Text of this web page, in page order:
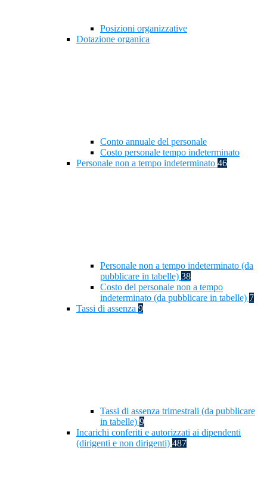
Posizioni organizzative
Dotazione organica
Conto annuale del personale
Costo personale tempo indeterminato
Personale non a tempo indeterminato 46
Personale non a tempo indeterminato (da
pubblicare in tabelle) 38
Costo del personale non a tempo
indeterminato (da pubblicare in tabelle) 7
Tassi di assenza 9
Tassi di assenza trimestrali (da pubblicare
in tabelle) 9
Incarichi conferiti e autorizzati ai dipendenti
(dirigenti e non dirigenti) 487